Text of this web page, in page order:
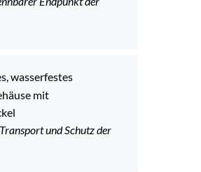
wasserfestes
mit
und Schutz der